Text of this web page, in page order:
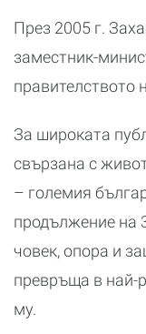
През 2005 г.
заместник-
правителството
За широката
свързана с
– големия
продължение на
човек, опора и
превръща в най-
му.